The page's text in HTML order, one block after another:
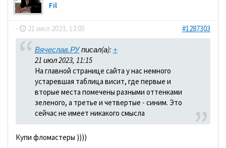
Fil
- 21 июл 2023, 12:05 #1287303
Вячеслав.РУписал(а): ↑
21 июл 2023, 11:15
На главной странице сайта у нас немного
устаревшая таблица висит, где первые и
вторые места помечены разными оттенками
зеленого, а третье и четвертые - синим. Это
сейчас не имеет никакого смысла
Купи фломастеры ))))